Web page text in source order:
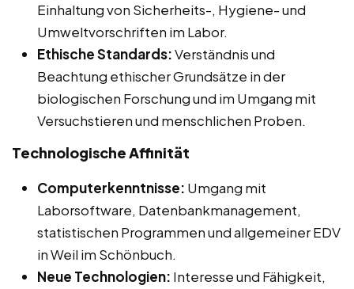
Einhaltung von Sicherheits-, Hygiene- und
Umweltvorschriften im Labor.
Ethische Standards:Verständnis und
Beachtung ethischer Grundsätze in der
biologischen Forschung und im Umgang mit
Versuchstieren und menschlichen Proben.
Technologische Affinität
Computerkenntnisse: Umgang mit
Laborsoftware, Datenbankmanagement,
statistischen Programmen und allgemeiner EDV
in Weil im Schönbuch.
Neue Technologien: Interesse und Fähigkeit,